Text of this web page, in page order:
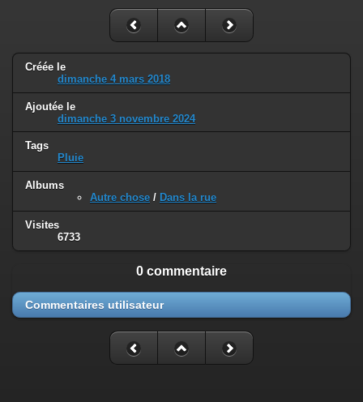
Créée le
dimanche 4 mars 2018
Ajoutée le
dimanche 3 novembre 2024
Tags
Pluie
Albums
Autre chose / Dans la rue
Visites
6733
0 commentaire
Commentaires utilisateur